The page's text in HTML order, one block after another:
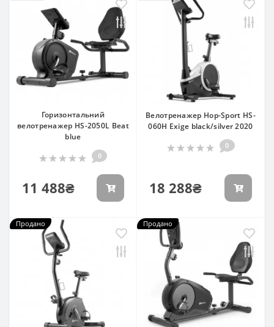
Горизонтальний
велотренажер HS-2050L Beat
blue
0
11 488₴
Велотренажер Hop-Sport HS-
060H Exige black/silver 2020
0
18 288₴
Продано Продано